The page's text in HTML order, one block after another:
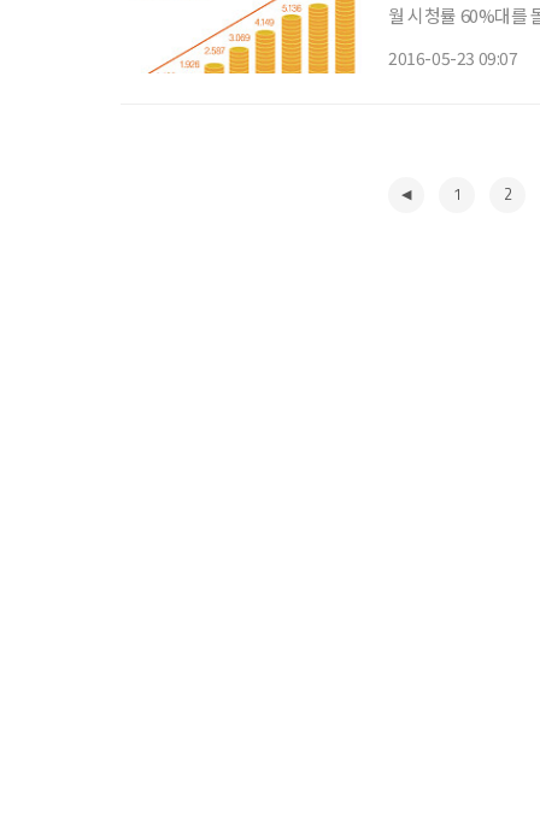
월 시청률 60%대를 돌파한 방송 시간에는 거리가 텅텅 비었다. 를 보
2016-05-23 09:07
1 2